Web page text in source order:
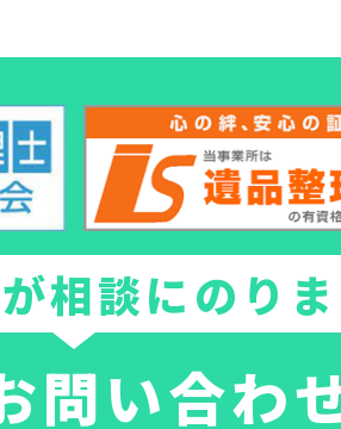
相談にのり
問い合わ